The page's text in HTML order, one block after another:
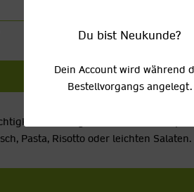
und Eleganz. Sein voller
Pasta, Risotto oder leichten Salaten.
Du bist Neukunde?
Dein Account wird während
Bestellvorgangs angelegt.